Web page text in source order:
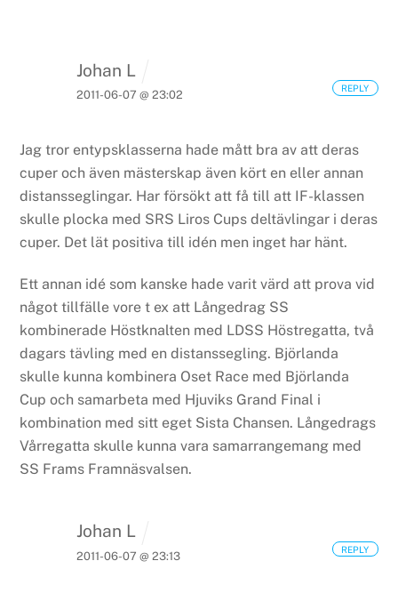
Johan L
2011-06-07 @ 23:02
Jag tror entypsklasserna hade mått bra av att deras
cuper och även mästerskap även kört en eller annan
distansseglingar. Har försökt att få till att IF-klassen
skulle plocka med SRS Liros Cups deltävlingar i deras
cuper. Det lät positiva till idén men inget har hänt.
Ett annan idé som kanske hade varit värd att prova vid
något tillfälle vore t ex att Långedrag SS
kombinerade Höstknalten med LDSS Höstregatta, två
dagars tävling med en distanssegling. Björlanda
skulle kunna kombinera Oset Race med Björlanda
Cup och samarbeta med Hjuviks Grand Final i
kombination med sitt eget Sista Chansen. Långedrags
Vårregatta skulle kunna vara samarrangemang med
SS Frams Framnäsvalsen.
REPLY
Johan L
2011-06-07 @ 23:13
REPLY